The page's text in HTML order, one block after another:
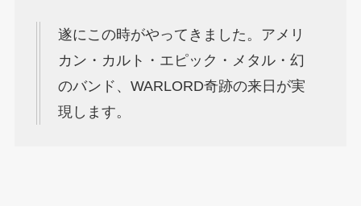
遂にこの時がやってきました。アメリ
カン・カルト・エピック・メタル・幻
のバンド、WARLORD奇跡の来日が実
現します。